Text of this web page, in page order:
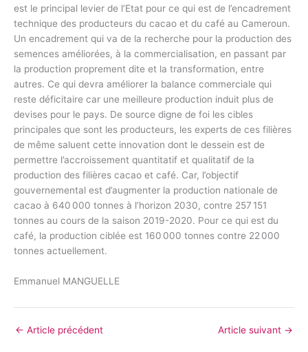
est le principal levier de l’Etat pour ce qui est de l’encadrement
technique des producteurs du cacao et du café au Cameroun.
Un encadrement qui va de la recherche pour la production des
semences améliorées, à la commercialisation, en passant par
la production proprement dite et la transformation, entre
autres. Ce qui devra améliorer la balance commerciale qui
reste déficitaire car une meilleure production induit plus de
devises pour le pays. De source digne de foi les cibles
principales que sont les producteurs, les experts de ces filières
de même saluent cette innovation dont le dessein est de
permettre l’accroissement quantitatif et qualitatif de la
production des filières cacao et café. Car, l’objectif
gouvernemental est d’augmenter la production nationale de
cacao à 640 000 tonnes à l’horizon 2030, contre 257 151
tonnes au cours de la saison 2019-2020. Pour ce qui est du
café, la production ciblée est 160 000 tonnes contre 22 000
tonnes actuellement.
Emmanuel MANGUELLE
← Article précédent Article suivant →